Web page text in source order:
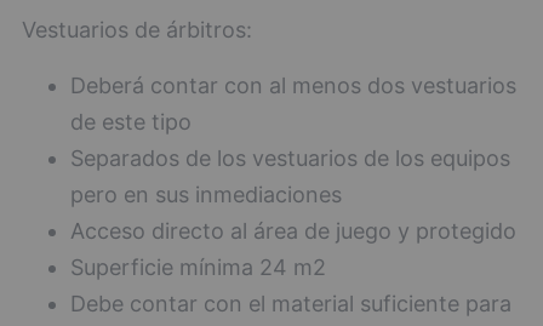
Vestuarios de árbitros:
Deberá contar con al menos dos vestuarios
de este tipo
Separados de los vestuarios de los equipos
pero en sus inmediaciones
Acceso directo al área de juego y protegido
Superficie mínima 24 m2
Debe contar con el material suficiente para